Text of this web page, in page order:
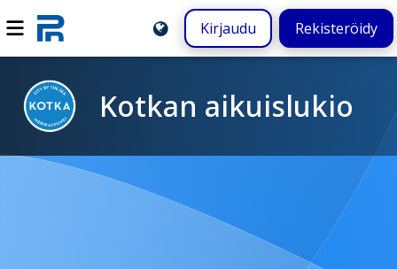
Kirjaudu Rekisteröidy
Kotkan aikuislukio